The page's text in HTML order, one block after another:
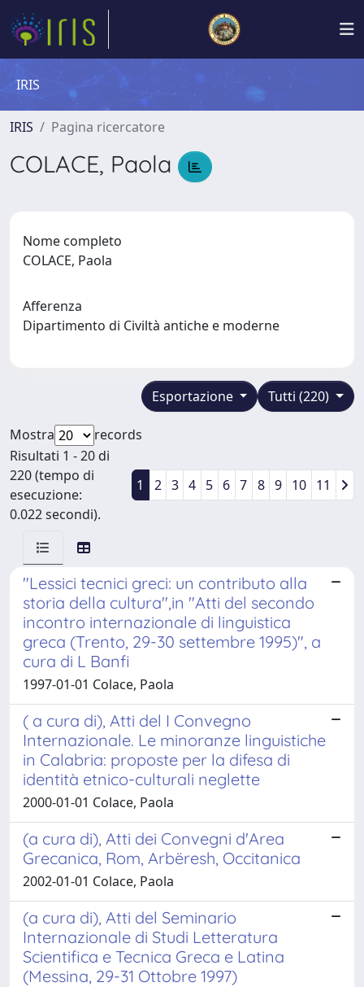
IRIS
IRIS Pagina ricercatore
COLACE, Paola
Nome completo
COLACE, Paola
Afferenza
Dipartimento di Civiltà antiche e moderne
Tutti (220)
Esportazione
Mostra
records
Risultati 1 - 20 di
220 (tempo di
esecuzione:
0.022 secondi).
1 2 3 4 5 6 7 8 9 10 11
"Lessici tecnici greci: un contributo alla
storia della cultura",in "Atti del secondo
incontro internazionale di linguistica
greca (Trento, 29-30 settembre 1995)", a
cura di L Banfi
1997-01-01 Colace, Paola
( a cura di), Atti del I Convegno
Internazionale. Le minoranze linguistiche
in Calabria: proposte per la difesa di
identità etnico-culturali neglette
2000-01-01 Colace, Paola
(a cura di), Atti dei Convegni d'Area
Grecanica, Rom, Arbëresh, Occitanica
2002-01-01 Colace, Paola
(a cura di), Atti del Seminario
Internazionale di Studi Letteratura
Scientifica e Tecnica Greca e Latina
(Messina, 29-31 Ottobre 1997)